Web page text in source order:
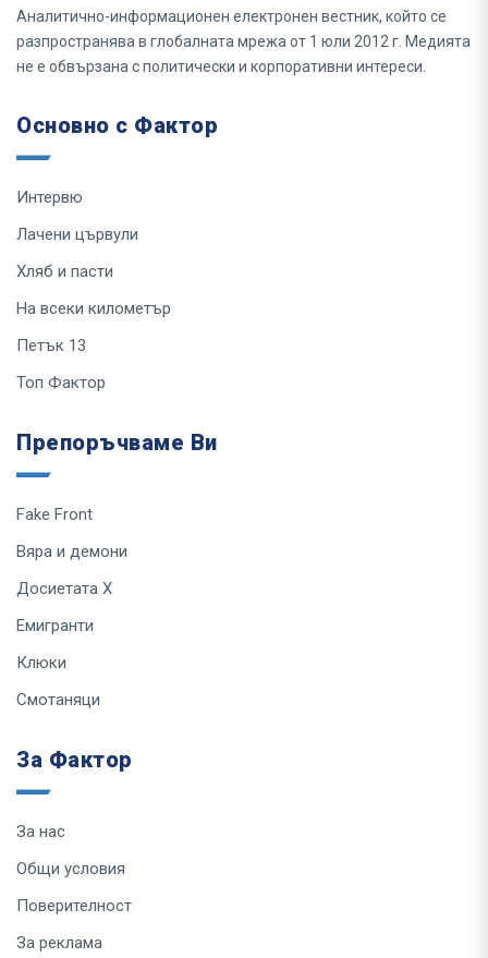
Аналитично-информационен електронен вестник, който се
разпространява в глобалната мрежа от 1 юли 2012 г. Медията
не е обвързана с политически и корпоративни интереси.
Основно с Фактор
Интервю
Лачени цървули
Хляб и пасти
На всеки километър
Петък 13
Топ Фактор
Препоръчваме Ви
Fake Front
Вяра и демони
Досиетата Х
Емигранти
Клюки
Смотаняци
За Фактор
За нас
Общи условия
Поверителност
За реклама